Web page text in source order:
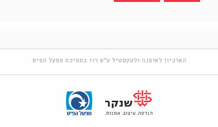
הארכיון לאופנה ולטקסטיל ע"ש רוז בתמיכת מפעל הפיס